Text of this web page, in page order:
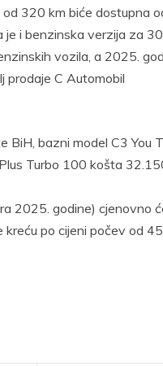
320 km biće dostupna
i benzinska verzija za
vozila, a 2025.
prodaje C Automobil
BiH, bazni model C3
Turbo 100 košta
2025. godine) cjenovno
po cijeni počev od